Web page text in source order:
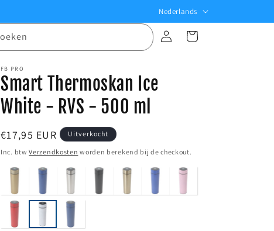
a
a
Nederlands
InloggenWinkelwagen
FB PRO
Smart Thermoskan Ice
White - RVS - 500 ml
Normale
prijs
€17,95 EUR Uitverkocht
Inc. btwVerzendkosten worden berekend bij de checkout.